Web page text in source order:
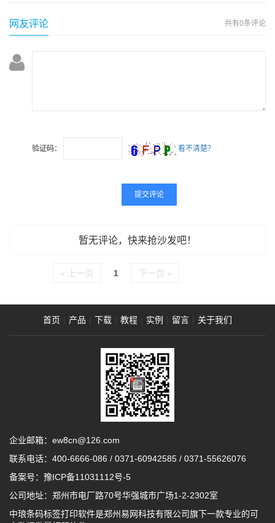
共有0条评论
网友评论
验证码： 看不清楚？
暂无评论，快来抢沙发吧！
« 上一页 1 下一页 »
首页 产品 下载 教程 实例 留言 关于我们
企业邮箱：ew8cn@126.com
联系电话： 400-6666-086 / 0371-60942585 / 0371-55626076
备案号： 豫ICP备11031112号-5
公司地址：郑州市电厂路70号华强城市广场1-2-2302室
中琅条码标签打印软件是郑州易网科技有限公司旗下一款专业的可